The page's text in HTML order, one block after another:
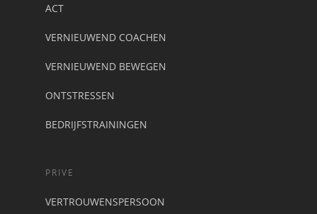
ACT
VERNIEUWEND COACHEN
VERNIEUWEND BEWEGEN
ONTSTRESSEN
BEDRIJFSTRAININGEN
PRIVE
VERTROUWENSPERSOON